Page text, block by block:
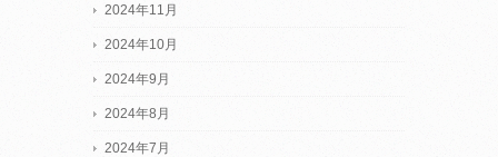
2024年11月
2024年10月
2024年9月
2024年8月
2024年7月